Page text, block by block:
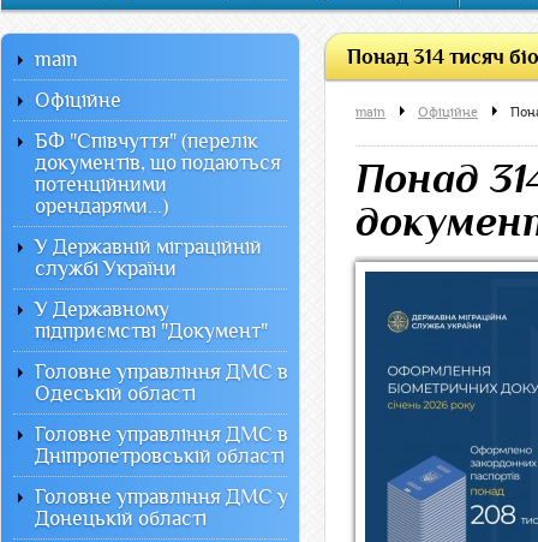
Понад 314 тисяч
main Офiцiйне
Понад
main
Офiцiйне
БФ "Співчуття" (перелік
документів, що подаються
потенційними
орендарями...)
У Державній міграційній
службі України
У Державному
підприємстві "Документ"
Головне управління ДМС в
Одеській області
Головне управління ДМС в
Дніпропетровській області
Головне управління ДМС у
Донецькій області